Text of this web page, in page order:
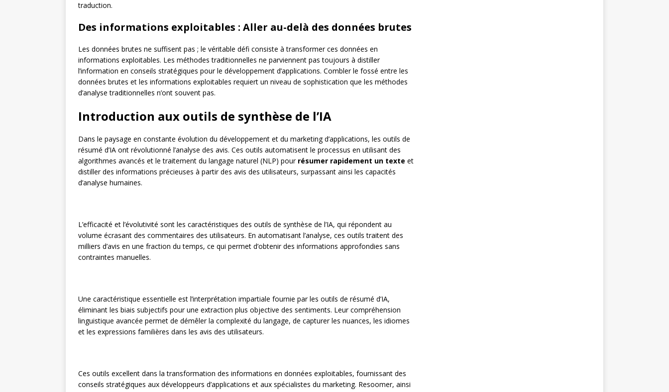
traduction.
Des informations exploitables : Aller au-delà des données brutes
Les données brutes ne suffisent pas ; le véritable défi consiste à transformer ces données en
informations exploitables. Les méthodes traditionnelles ne parviennent pas toujours à distiller
l’information en conseils stratégiques pour le développement d’applications. Combler le fossé entre les
données brutes et les informations exploitables requiert un niveau de sophistication que les méthodes
d’analyse traditionnelles n’ont souvent pas.
Introduction aux outils de synthèse de l’IA
Dans le paysage en constante évolution du développement et du marketing d’applications, les outils de
résumé d’IA ont révolutionné l’analyse des avis. Ces outils automatisent le processus en utilisant des
algorithmes avancés et le traitement du langage naturel (NLP) pour résumer rapidement un texte et
distiller des informations précieuses à partir des avis des utilisateurs, surpassant ainsi les capacités
d’analyse humaines.
L’efficacité et l’évolutivité sont les caractéristiques des outils de synthèse de l’IA, qui répondent au
volume écrasant des commentaires des utilisateurs. En automatisant l’analyse, ces outils traitent des
milliers d’avis en une fraction du temps, ce qui permet d’obtenir des informations approfondies sans
contraintes manuelles.
Une caractéristique essentielle est l’interprétation impartiale fournie par les outils de résumé d’IA,
éliminant les biais subjectifs pour une extraction plus objective des sentiments. Leur compréhension
linguistique avancée permet de démêler la complexité du langage, de capturer les nuances, les idiomes
et les expressions familières dans les avis des utilisateurs.
Ces outils excellent dans la transformation des informations en données exploitables, fournissant des
conseils stratégiques aux développeurs d’applications et aux spécialistes du marketing. Resoomer, ainsi